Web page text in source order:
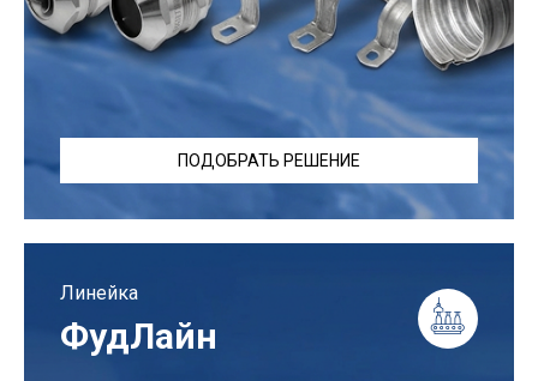
ПОДОБРАТЬ РЕШЕНИЕ
Линейка
ФудЛайн